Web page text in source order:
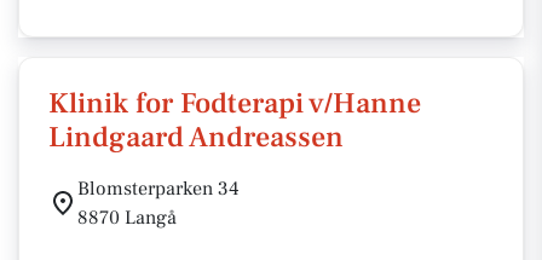
Klinik for Fodterapi v/Hanne
Lindgaard Andreassen
Blomsterparken 34
8870 Langå